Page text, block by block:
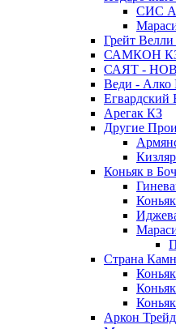
СИС
Грейт
САМКОН
САЯТ -
Веди - Алко
Егвардский
Арегак КЗ
Другие
Коньяк в
Страна
Аркон Трейд